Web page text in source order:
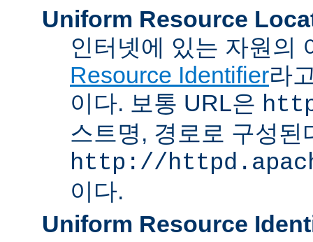
Uniform Resource
인터넷에 있는 자원의
Resource Identifier라
이다. 보통 URL은
스트명, 경로로 구성
http://
이다.
Uniform Resource